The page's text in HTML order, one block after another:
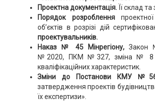
Проектна документація.Її склад та
Порядок розроблення
об’єктів в розрізі дій
проектувальників.
Наказ № 45 Мінрегіону,Закон
№2020, ПКМ №327, зміна №
кваліфікаційних характеристик.
Зміни до Постанови КМУ
затвердження проектів
їх експертизи».